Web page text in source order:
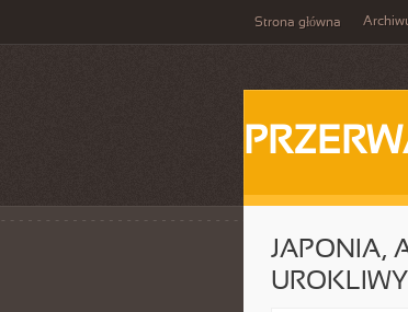
Strona główna
JAPONIA,